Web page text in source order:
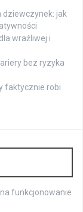
dziewczynek: jak
wrażliwej i
bez ryzyka
faktycznie robi
funkcjonowanie